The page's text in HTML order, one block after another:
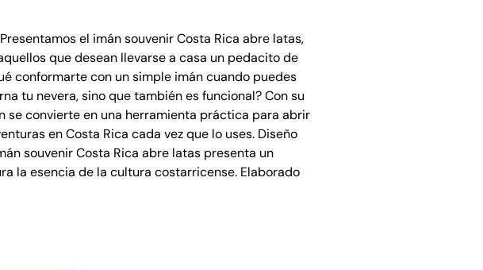
el imán souvenir Costa Rica abre latas,
que desean llevarse a casa un pedacito de
conformarte con un simple imán cuando puedes
tu nevera, sino que también es funcional? Con su
se convierte en una herramienta práctica para abrir
en Costa Rica cada vez que lo uses. Diseño
souvenir Costa Rica abre latas presenta un
la esencia de la cultura costarricense. Elaborado